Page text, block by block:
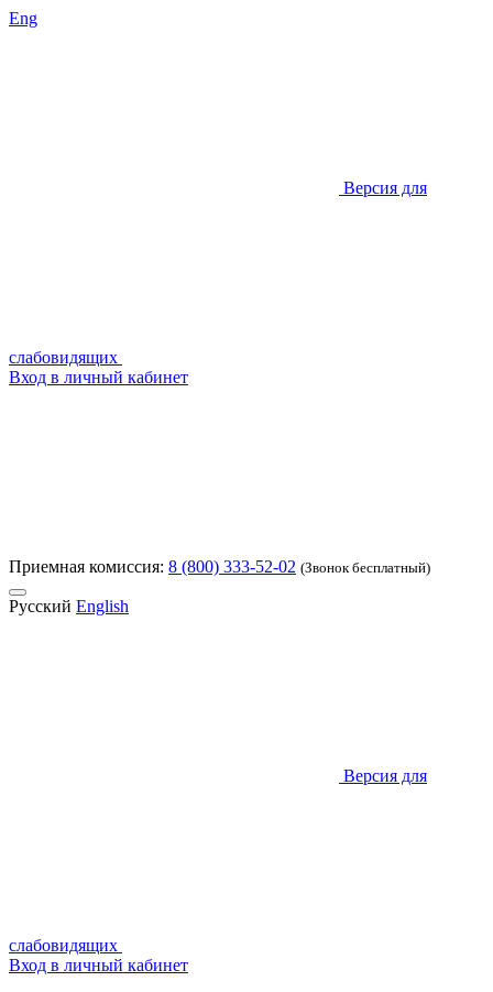
Eng
Версия для
слабовидящих
Вход в личный кабинет
Приемная комиссия: 8 (800) 333-52-02 (Звонок бесплатный)
Русский English
Версия для
слабовидящих
Вход в личный кабинет